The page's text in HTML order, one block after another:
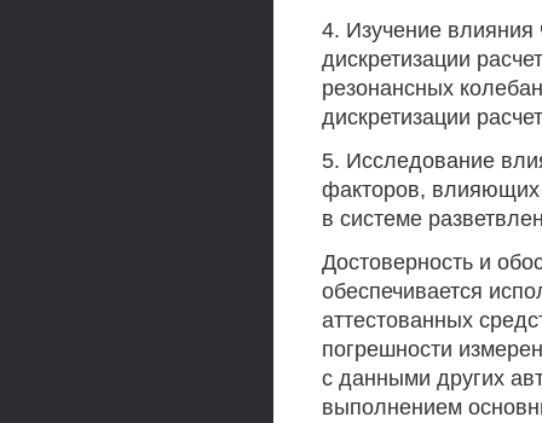
4. Изучение влияния
дискретизации
резонансных
дискретизации
5. Исследование
факторов, влияющих
в системе
Достоверность и
обеспечивается
аттестованных
погрешности
с данными других
выполнением